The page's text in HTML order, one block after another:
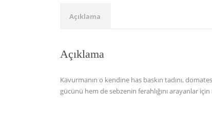
Açıklama
Açıklama
Kavurmanın o kendine has baskın tadını,
gücünü hem de sebzenin ferahlığını arayanlar